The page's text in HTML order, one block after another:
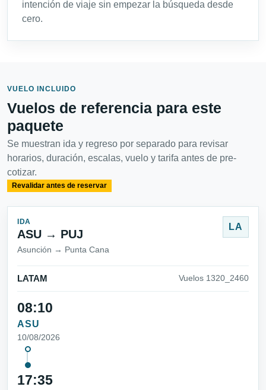
intención de viaje sin empezar la búsqueda desde
cero.
VUELO INCLUIDO
Vuelos de referencia para este
paquete
Se muestran ida y regreso por separado para revisar
horarios, duración, escalas, vuelo y tarifa antes de pre-
cotizar.
Revalidar antes de reservar
IDA
ASU → PUJ
Asunción → Punta Cana
LA
LATAM Vuelos 1320_2460
08:10
ASU
10/08/2026
17:35